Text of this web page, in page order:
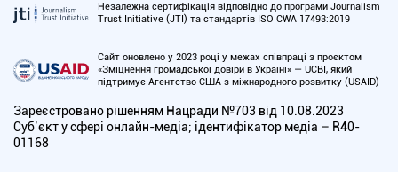
Незалежна сертифікація відповідно до програми Journalism
Trust Initiative (JTI) та стандартів ISO CWA 17493:2019
Сайт оновлено у 2023 році у межах співпраці з проєктом
«Зміцнення громадської довіри в Україні» — UCBI, який
підтримує Агентство США з міжнародного розвитку (USAID)
Зареєстровано рішенням Нацради №703 від 10.08.2023
Cуб’єкт у сфері онлайн-медіа; ідентифікатор медіа – R40-
01168